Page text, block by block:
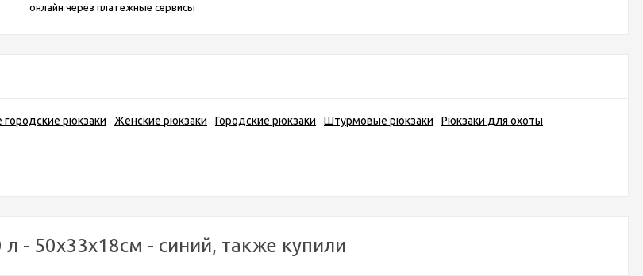
онлайн через платежные сервисы
рюкзаки Женские рюкзаки Городские рюкзаки Штурмовые рюкзаки
Рюкзаки для охоты
- 50х33х18см - синий, также купили